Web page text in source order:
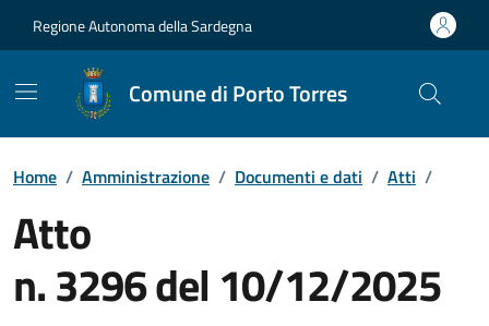
Regione Autonoma della Sardegna
Comune di Porto Torres
Home / Amministrazione / Documenti e dati / Atti /
Atto
n. 3296 del 10/12/2025